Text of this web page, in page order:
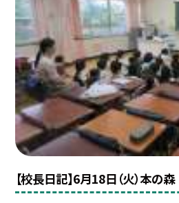
【校長日記】6月18日（火）本の